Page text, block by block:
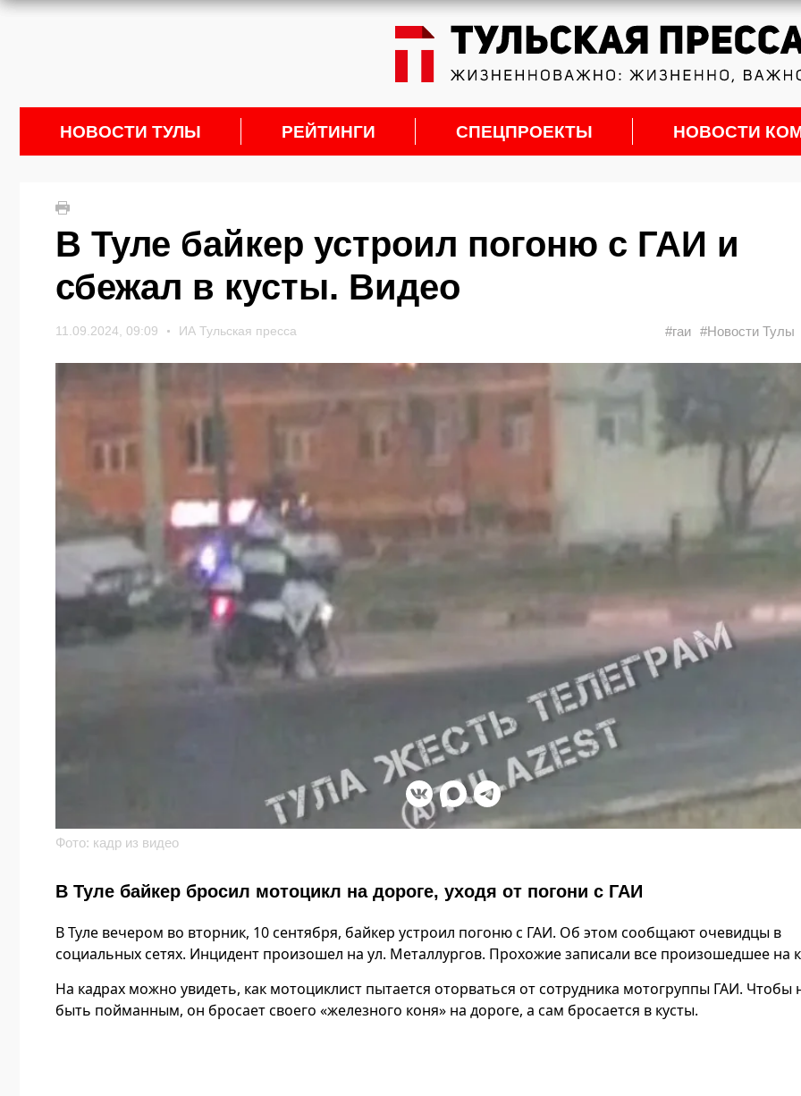
НОВОСТИ ТУЛЫ РЕЙТИНГИ СПЕЦПРОЕКТЫ НОВОСТИ
В Туле байкер устроил погоню с ГАИ и
сбежал в кусты. Видео
11.09.2024, 09:09 ИА Тульская пресса #гаи #Новости Тулы
Фото: кадр из видео
В Туле байкер бросил мотоцикл на дороге, уходя от погони с ГАИ
В Туле вечером во вторник, 10 сентября, байкер устроил погоню с ГАИ. Об этом сообщают очевидцы в
социальных сетях. Инцидент произошел на ул. Металлургов. Прохожие записали все произошедшее на
На кадрах можно увидеть, как мотоциклист пытается оторваться от сотрудника мотогруппы ГАИ. Чтобы
быть пойманным, он бросает своего «железного коня» на дороге, а сам бросается в кусты.